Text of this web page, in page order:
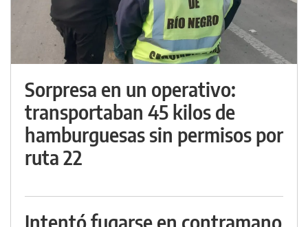
Sorpresa en un operativo:
transportaban 45 kilos de
hamburguesas sin permisos por
ruta 22
Intentó fugarse en contramano